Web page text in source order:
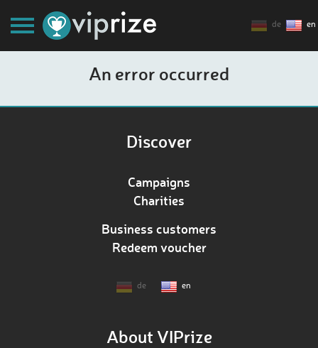
de en
An error occurred
Discover
Campaigns
Charities
Business customers
Redeem voucher
de en
About VIPrize